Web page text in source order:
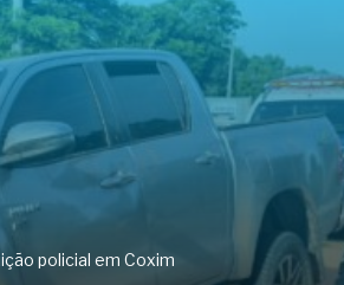
policial em Coxim